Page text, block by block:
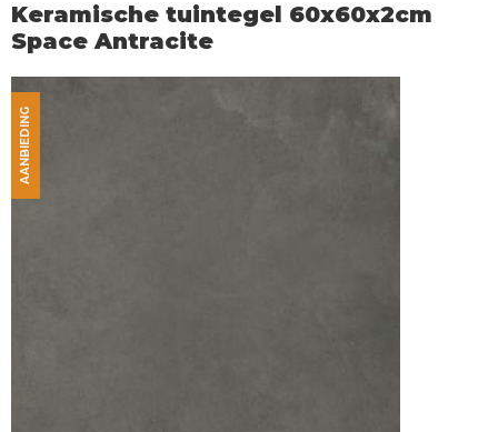
Keramische tuintegel 60x60x2cm
Space Antracite
AANBIEDING